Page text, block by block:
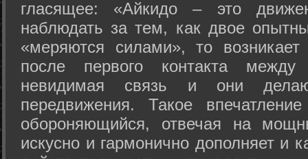
гласящее: «Айкидо – это
наблюдать за тем, как двое
«меряются силами», то возникает
после первого контакта
невидимая связь и они
передвижения. Такое
обороняющийся, отвечая на
искусно и гармонично дополняет и